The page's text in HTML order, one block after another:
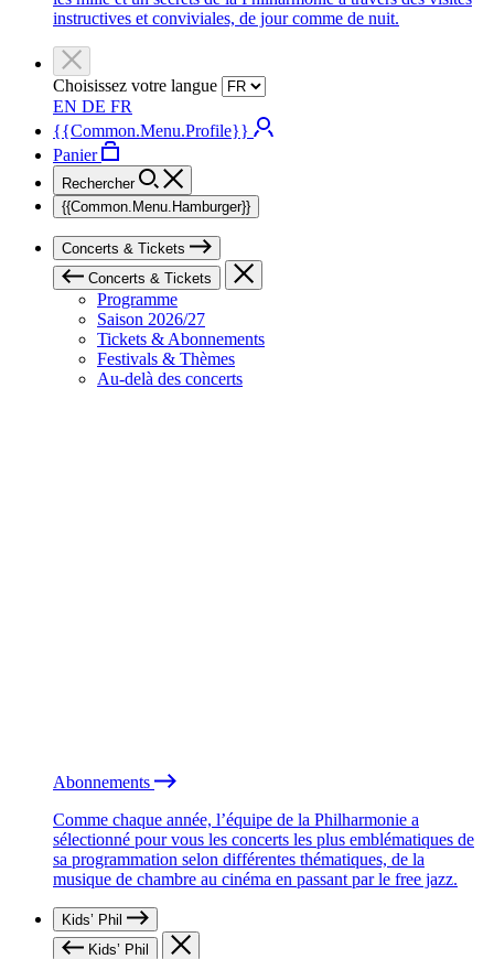
instructives et conviviales, de jour comme de nuit.
Choisissez votre langue
EN DE FR
{{Common.Menu.Profile}}
Panier
Rechercher
{{Common.Menu.Hamburger}}
Concerts & Tickets
Concerts & Tickets
Programme
Saison 2026/27
Tickets & Abonnements
Festivals & Thèmes
Au-delà des concerts
Abonnements
Comme chaque année, l’équipe de la Philharmonie a
sélectionné pour vous les concerts les plus emblématiques de
sa programmation selon différentes thématiques, de la
musique de chambre au cinéma en passant par le free jazz.
Kids’ Phil
Kids’ Phil